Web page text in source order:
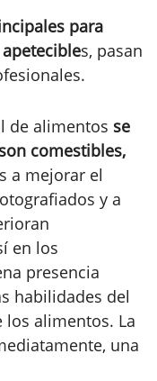
para
s, pasan
de alimentos se
comestibles,
a mejorar el
y a
en los
presencia
habilidades del
los alimentos. La
una